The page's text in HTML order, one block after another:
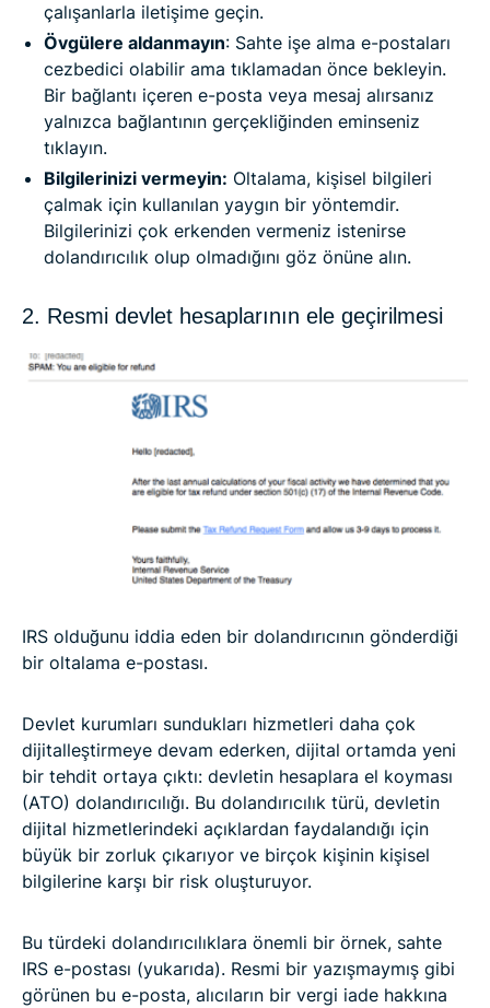
çalışanlarla iletişime geçin.
Övgülere aldanmayın: Sahte işe alma e-postaları
cezbedici olabilir ama tıklamadan önce bekleyin.
Bir bağlantı içeren e-posta veya mesaj alırsanız
yalnızca bağlantının gerçekliğinden eminseniz
tıklayın.
Bilgilerinizi vermeyin: Oltalama, kişisel bilgileri
çalmak için kullanılan yaygın bir yöntemdir.
Bilgilerinizi çok erkenden vermeniz istenirse
dolandırıcılık olup olmadığını göz önüne alın.
2. Resmi devlet hesaplarının ele geçirilmesi
IRS olduğunu iddia eden bir dolandırıcının gönderdiği
bir oltalama e-postası.
Devlet kurumları sundukları hizmetleri daha çok
dijitalleştirmeye devam ederken, dijital ortamda yeni
bir tehdit ortaya çıktı: devletin hesaplara el koyması
(ATO) dolandırıcılığı. Bu dolandırıcılık türü, devletin
dijital hizmetlerindeki açıklardan faydalandığı için
büyük bir zorluk çıkarıyor ve birçok kişinin kişisel
bilgilerine karşı bir risk oluşturuyor.
Bu türdeki dolandırıcılıklara önemli bir örnek, sahte
IRS e-postası (yukarıda). Resmi bir yazışmaymış gibi
görünen bu e-posta, alıcıların bir vergi iade hakkına